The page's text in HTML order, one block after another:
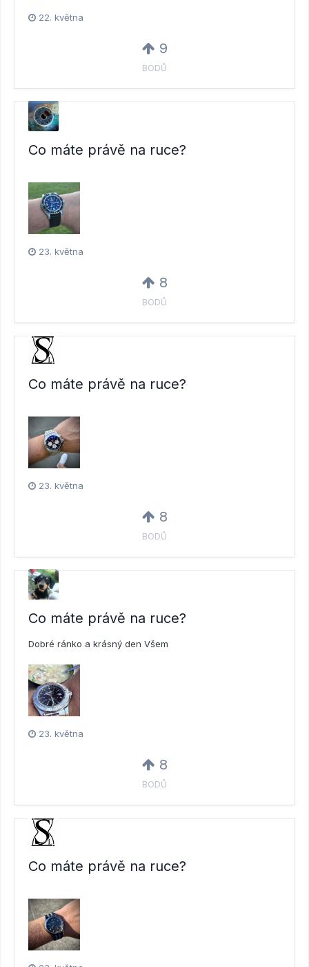
22. května
9
BODŮ
Co máte právě na ruce?
23. května
8
BODŮ
Co máte právě na ruce?
23. května
8
BODŮ
Co máte právě na ruce?
Dobré ránko a krásný den Všem
23. května
8
BODŮ
Co máte právě na ruce?